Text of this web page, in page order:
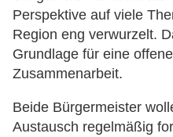
Perspektive auf viele
Region eng verwurzelt.
Grundlage für eine
Zusammenarbeit.
Beide Bürgermeister
Austausch regelmäßig